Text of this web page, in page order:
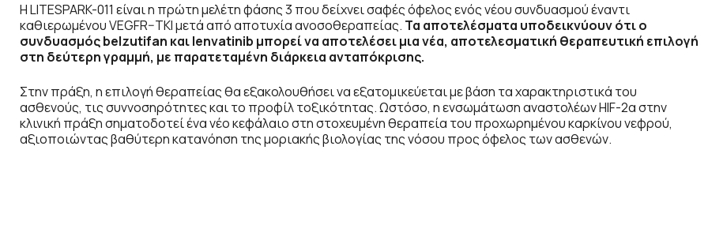
Η LITESPARK-011 είναι η πρώτη μελέτη φάσης 3 που δείχνει σαφές όφελος ενός νέου συνδυασμού έναντι
καθιερωμένου VEGFR–TKI μετά από αποτυχία ανοσοθεραπείας. Τα αποτελέσματα υποδεικνύουν ότι ο
συνδυασμόςbelzutifan και lenvatinib μπορεί να αποτελέσει μια νέα, αποτελεσματική θεραπευτική επιλογή
στη δεύτερη γραμμή, με παρατεταμένη διάρκεια ανταπόκρισης.
Στην πράξη, η επιλογή θεραπείας θα εξακολουθήσει να εξατομικεύεται με βάση τα χαρακτηριστικά του
ασθενούς, τις συννοσηρότητες και το προφίλ τοξικότητας. Ωστόσο, η ενσωμάτωση αναστολέων HIF-2α στην
κλινική πράξη σηματοδοτεί ένα νέο κεφάλαιο στη στοχευμένη θεραπεία του προχωρημένου καρκίνου νεφρού,
αξιοποιώντας βαθύτερη κατανόηση της μοριακής βιολογίας της νόσου προς όφελος των ασθενών.